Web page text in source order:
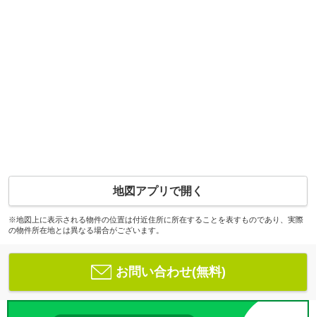
地図アプリで開く
※地図上に表示される物件の位置は付近住所に所在することを表すものであり、実際
の物件所在地とは異なる場合がございます。
お問い合わせ(無料)